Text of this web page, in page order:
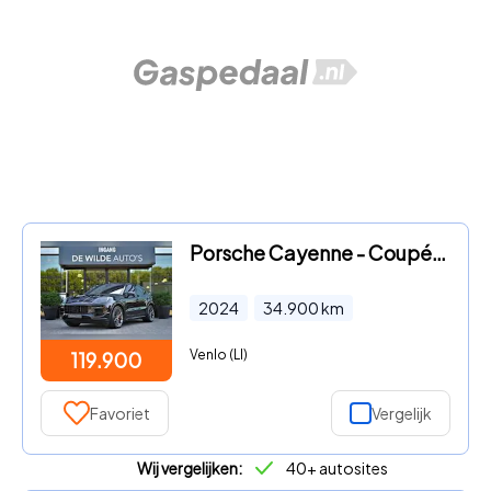
119.900
Porsche Cayenne - Coupé 3.0 S E-Hybrid SportDesign SoftClose Achtera
2024 34.900km
Venlo (LI)
Favoriet Vergelijk
Wij vergelijken: 40+ autosites